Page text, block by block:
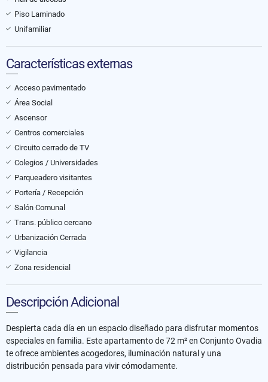
Piso Laminado
Unifamiliar
Características externas
Acceso pavimentado
Área Social
Ascensor
Centros comerciales
Circuito cerrado de TV
Colegios / Universidades
Parqueadero visitantes
Portería / Recepción
Salón Comunal
Trans. público cercano
Urbanización Cerrada
Vigilancia
Zona residencial
Descripción Adicional
Despierta cada día en un espacio diseñado para disfrutar momentos
especiales en familia. Este apartamento de 72 m² en Conjunto Ovadia
te ofrece ambientes acogedores, iluminación natural y una
distribución pensada para vivir cómodamente.